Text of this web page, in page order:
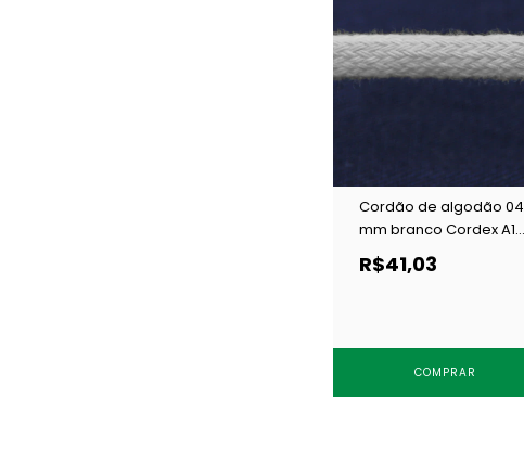
Cordão de algodão 04
mm branco Cordex A1
ESP c/ 50 m
R$41,03
COMPRAR